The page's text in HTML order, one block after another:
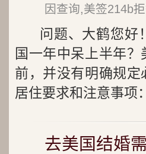
因查询,美签214b
问题、大鹤您好
国一年中呆上半年
前，并没有明确规
居住要求和注意事项
去美国结婚